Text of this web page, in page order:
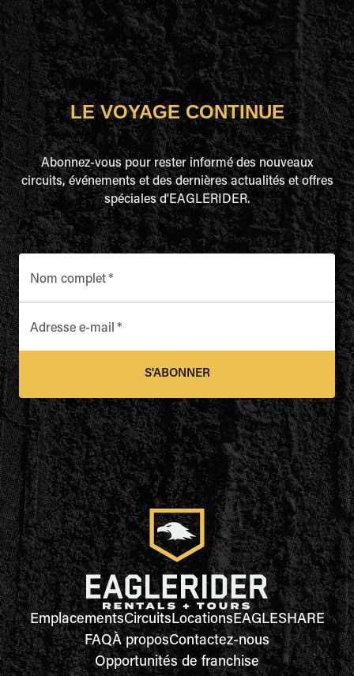
LE VOYAGE CONTINUE
Abonnez-vous pour rester informé des nouveaux
circuits, événements et des dernières actualités et offres
spéciales d'EAGLERIDER.
Nom complet*
Adresse e-mail *
S'ABONNER
EmplacementsCircuitsLocationsEAGLESHARE
FAQÀ proposContactez-nous
Opportunités de franchise